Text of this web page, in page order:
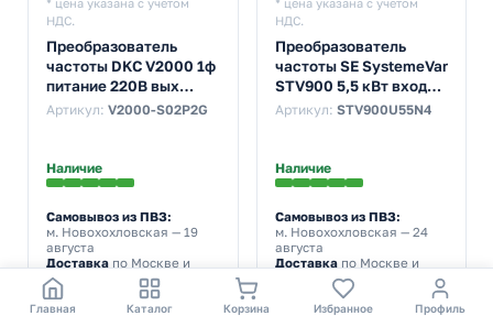
НДС.
Преобразователь
частоты DKC V2000 1ф
питание 220В вых
мощность 2,2 кВт
Артикул: V2000-S02P2G
Наличие
Самовывоз из ПВЗ:
м. Новохохловская — 19
августа
Доставка по Москве и
области — 20 августа
Авторизованному
пользователю начислим
НДС.
Преобразователь
частоты SE SystemeVar
STV900 5,5 кВт вход
19,5А выход 14А 400В
Артикул: STV900U55N4
Наличие
Самовывоз из ПВЗ:
м. Новохохловская — 24
августа
Доставкапо Москве и
области — 25 августа
Авторизованному
пользователю начислим600
Главная Каталог Корзина Избранное Профиль